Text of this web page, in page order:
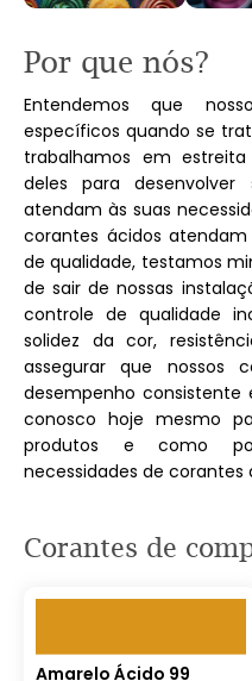
Por que nós?
Entendemos que
específicos quando se
trabalhamos em
deles para desenvolver
atendam às suas
corantes ácidos atendam
de qualidade, testamos
de sair de nossas
controle de qualidade
solidez da cor,
assegurar que nossos
desempenho
conosco hoje mesmo
produtos e como
necessidades de corantes
Corantes de
Amarelo Ácido 99